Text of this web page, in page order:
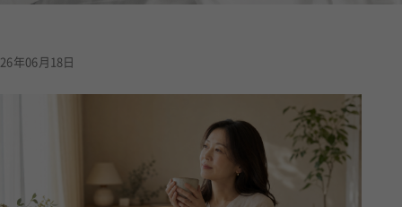
26年06月18日